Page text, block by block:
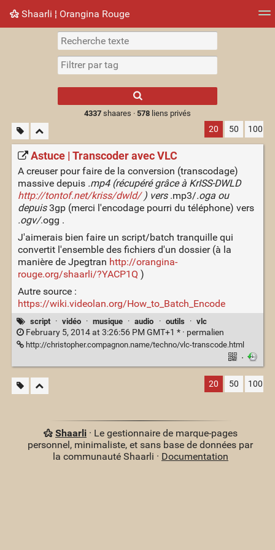
Shaarli ¦ Orangina Rouge
Nuage de tags Mur d'images
results.
4337shaares · 578liens privés
20 50 100
Astuce | Transcoder avec VLC
A creuser pour faire de la conversion (transcodage)
massive depuis .mp4 (récupéré grâce à KrISS-DWLD
http://tontof.net/kriss/dwld/) vers .mp3/.oga ou
depuis3gp (merci l'encodage pourri du téléphone) vers
.ogv/.ogg .
J'aimerais bien faire un script/batch tranquille qui
convertit l'ensemble des fichiers d'un dossier (à la
manière de Jpegtran http://orangina-
rouge.org/shaarli/?YACP1Q )
Autre source :
https://wiki.videolan.org/How_to_Batch_Encode
script · vidéo · musique · audio · outils · vlc
February 5, 2014 at 3:26:56 PM GMT+1 * · permalien
http://christopher.compagnon.name/techno/vlc-transcode.html
·
20 50 100
Shaarli· Le gestionnaire de marque-pages
personnel, minimaliste, et sans base de données par
la communauté Shaarli · Documentation